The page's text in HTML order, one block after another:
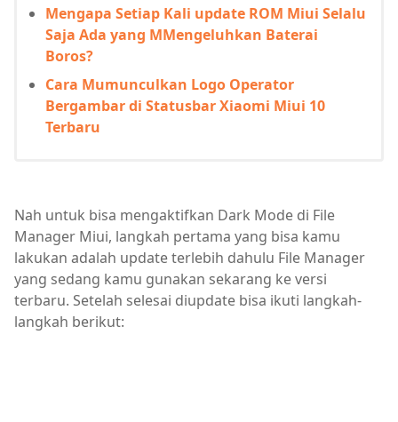
Mengapa Setiap Kali update ROM Miui Selalu
Saja Ada yang MMengeluhkan Baterai
Boros?
Cara Mumunculkan Logo Operator
Bergambar di Statusbar Xiaomi Miui 10
Terbaru
Nah untuk bisa mengaktifkan Dark Mode di File
Manager Miui, langkah pertama yang bisa kamu
lakukan adalah update terlebih dahulu File Manager
yang sedang kamu gunakan sekarang ke versi
terbaru. Setelah selesai diupdate bisa ikuti langkah-
langkah berikut: